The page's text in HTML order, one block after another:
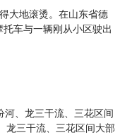
大地滚烫。在山东省德
车与一辆刚从小区驶出
、龙三干流、三花区间
龙三干流、三花区间大部